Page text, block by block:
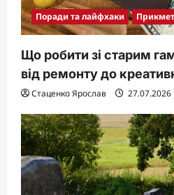
Поради та лайфхаки
Що робити зі старим
від ремонту до
Стаценко Ярослав 27.07.2026